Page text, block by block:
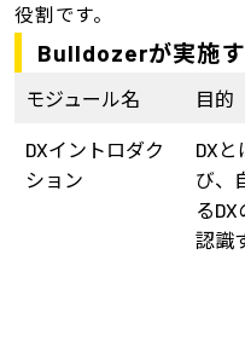
役割です。
Bulldozerが実施
モジュール名 目的
DXイントロダク
ション
DX
び、
る
認識